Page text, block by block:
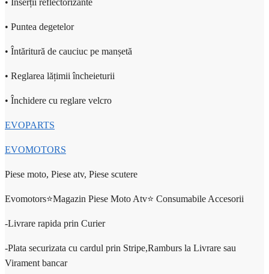
• Puntea degetelor
• Întăritură de cauciuc pe manșetă
• Reglarea lățimii încheieturii
• Închidere cu reglare velcro
EVOPARTS
EVOMOTORS
Piese moto, Piese atv, Piese scutere
Evomotors⭐️Magazin Piese Moto Atv⭐️ Consumabile Accesorii
-Livrare rapida prin Curier
-Plata securizata cu cardul prin Stripe,Ramburs la Livrare sau
Virament bancar